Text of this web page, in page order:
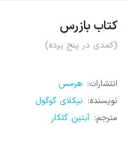
کتاب بازرس
(کمدی در پنج پرده)
انتشارات: هرمس
نویسنده: نیکلای گوگول
مترجم: آبتین گلکار